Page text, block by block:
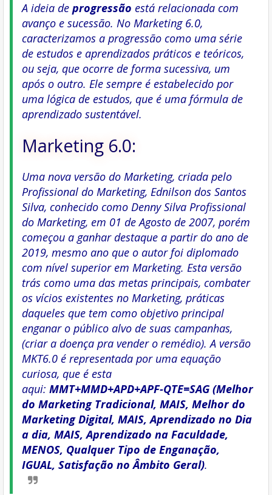
A ideia de progressão está relacionada com
avanço e sucessão. No Marketing 6.0,
caracterizamos a progressão como uma série
de estudos e aprendizados práticos e teóricos,
ou seja, que ocorre de forma sucessiva, um
após o outro. Ele sempre é estabelecido por
uma lógica de estudos, que é uma fórmula de
aprendizado sustentável.
Marketing 6.0:
Uma nova versão do Marketing, criada pelo
Profissional do Marketing, Ednilson dos Santos
Silva, conhecido como Denny Silva Profissional
do Marketing, em 01 de Agosto de 2007, porém
começou a ganhar destaque a partir do ano de
2019, mesmo ano que o autor foi diplomado
com nível superior em Marketing. Esta versão
trás como uma das metas principais, combater
os vícios existentes no Marketing, práticas
daqueles que tem como objetivo principal
enganar o público alvo de suas campanhas,
(criar a doença pra vender o remédio). A versão
MKT6.0 é representada por uma equação
curiosa, que é esta
aqui: MMT+MMD+APD+APF-QTE=SAG (Melhor
do Marketing Tradicional, MAIS, Melhor do
Marketing Digital, MAIS, Aprendizado no Dia
a dia, MAIS, Aprendizado na Faculdade,
MENOS, Qualquer Tipo de Enganação,
IGUAL, Satisfação no Âmbito Geral).